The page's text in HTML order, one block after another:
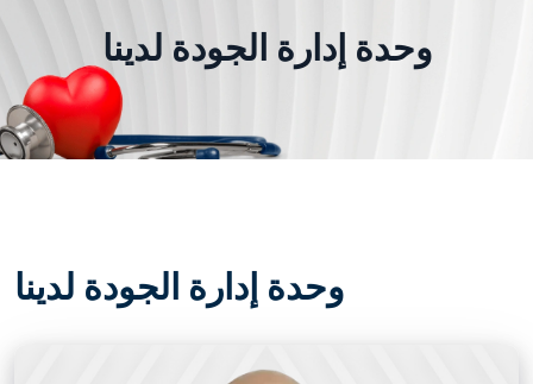
وحدة إدارة الجودة لدينا
وحدة إدارة الجودة لدينا